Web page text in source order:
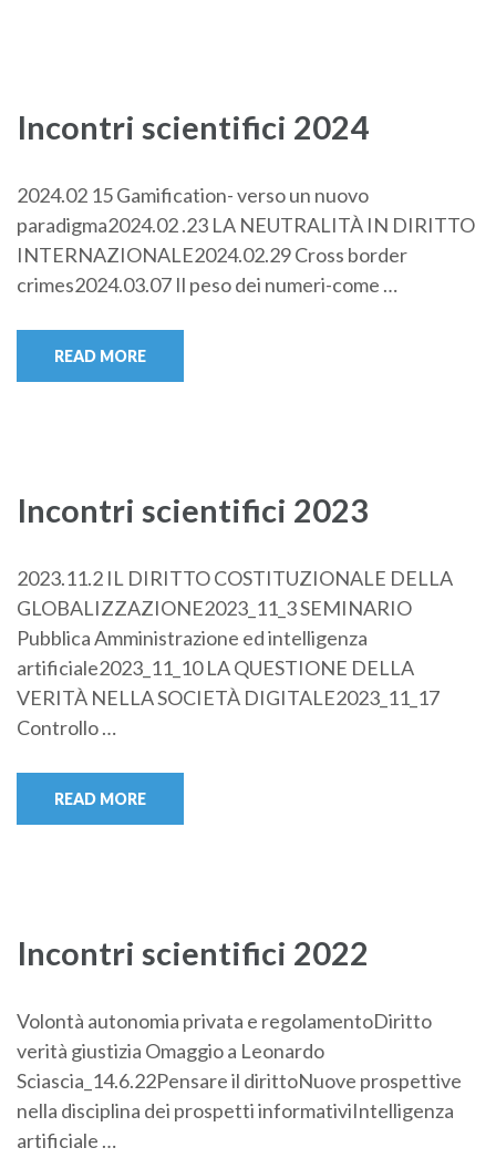
Incontri scientifici 2024
2024.02 15 Gamification- verso un nuovo
paradigma2024.02 .23 LA NEUTRALITÀ IN DIRITTO
INTERNAZIONALE2024.02.29 Cross border
crimes2024.03.07 Il peso dei numeri-come …
READ MORE
Incontri scientifici 2023
2023.11.2 IL DIRITTO COSTITUZIONALE DELLA
GLOBALIZZAZIONE2023_11_3 SEMINARIO
Pubblica Amministrazione ed intelligenza
artificiale2023_11_10 LA QUESTIONE DELLA
VERITÀ NELLA SOCIETÀ DIGITALE2023_11_17
Controllo …
READ MORE
Incontri scientifici 2022
Volontà autonomia privata e regolamentoDiritto
verità giustizia Omaggio a Leonardo
Sciascia_14.6.22Pensare il dirittoNuove prospettive
nella disciplina dei prospetti informativiIntelligenza
artificiale …